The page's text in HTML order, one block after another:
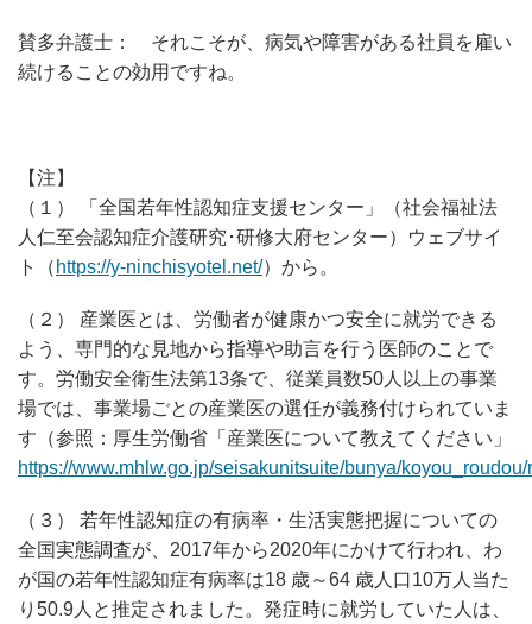
賛多弁護士： それこそが、病気や障害がある社員を雇い
続けることの効用ですね。
【注】
（１） 「全国若年性認知症支援センター」（社会福祉法
人仁至会認知症介護研究･研修大府センター）ウェブサイ
ト（ https://y-ninchisyotel.net/）から。
（２） 産業医とは、労働者が健康かつ安全に就労できる
よう、専門的な見地から指導や助言を行う医師のことで
す。労働安全衛生法第13条で、従業員数50人以上の事業
場では、事業場ごとの産業医の選任が義務付けられていま
す（参照：厚生労働省「産業医について教えてください」
https://www.mhlw.go.jp/seisakunitsuite/bunya/
（３） 若年性認知症の有病率・生活実態把握についての
全国実態調査が、2017年から2020年にかけて行われ、わ
が国の若年性認知症有病率は18 歳～64 歳人口10万人当た
り50.9人と推定されました。発症時に就労していた人は、